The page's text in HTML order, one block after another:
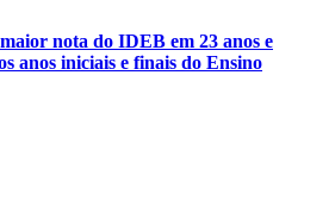
nota do IDEB em 23 anos e
anos iniciais e finais do Ensino